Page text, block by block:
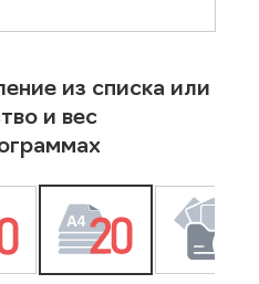
из списка или
и вес